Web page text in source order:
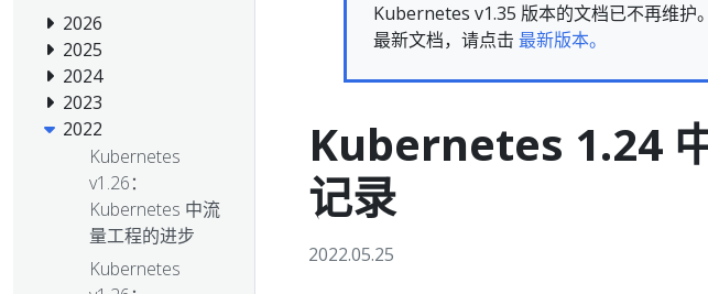
2026
2025
2024
2023
2022
Kubernetes
v1.26：
Kubernetes 中流
量工程的进步
Kubernetes
Kubernetes v1.35 版本的文档已不再维护
最新文档，请点击 最新版本。
Kubernetes 1.24
记录
2022.05.25